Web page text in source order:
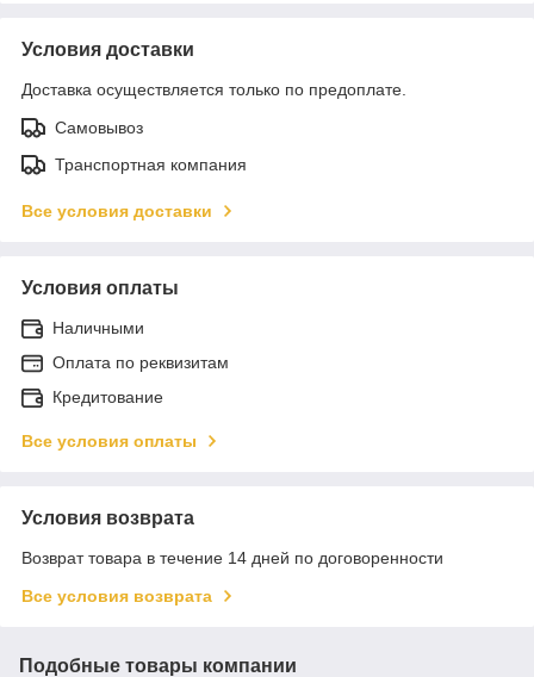
Условия доставки
Доставка осуществляется только по предоплате.
Самовывоз
Транспортная компания
Все условия доставки
Условия оплаты
Наличными
Оплата по реквизитам
Кредитование
Все условия оплаты
Условия возврата
Возврат товара в течение 14 дней по договоренности
Все условия возврата
Подобные товары компании